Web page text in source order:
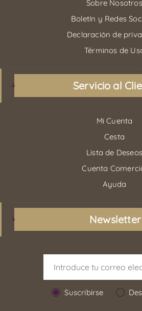
Sobre Nosotros
Boletín y Redes
Declaración de
Términos de
Servicio al
Mi Cuenta
Cesta
Lista de Deseos
Cuenta
Ayuda
Newsletter
Suscribirse